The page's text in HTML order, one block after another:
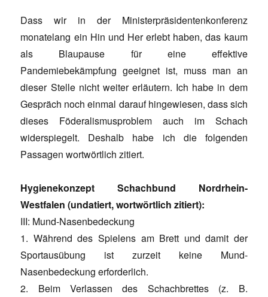
Dass wir in der Ministerpräsidentenkonferenz
monatelang ein Hin und Her erlebt haben, das kaum
als Blaupause für eine effektive
Pandemiebekämpfung geeignet ist, muss man an
dieser Stelle nicht weiter erläutern. Ich habe in dem
Gespräch noch einmal darauf hingewiesen, dass sich
dieses Föderalismusproblem auch im Schach
widerspiegelt. Deshalb habe ich die folgenden
Passagen wortwörtlich zitiert.
Hygienekonzept Schachbund Nordrhein-
Westfalen (undatiert, wortwörtlich zitiert):
III: Mund-Nasenbedeckung
1. Während des Spielens am Brett und damit der
Sportausübung ist zurzeit keine Mund-
Nasenbedeckung erforderlich.
2. Beim Verlassen des Schachbrettes (z. B.